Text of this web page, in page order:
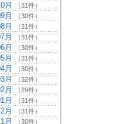
月 （31件）
月 （30件）
月 （31件）
月 （31件）
月 （30件）
月 （31件）
月 （30件）
月 （32件）
月 （29件）
月 （31件）
月 （31件）
月 （30件）